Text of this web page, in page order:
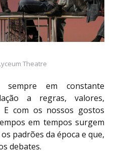
Theatre
sempre em constante
a regras, valores,
E com os nossos gostos
em tempos surgem
padrões da época e que,
debates.